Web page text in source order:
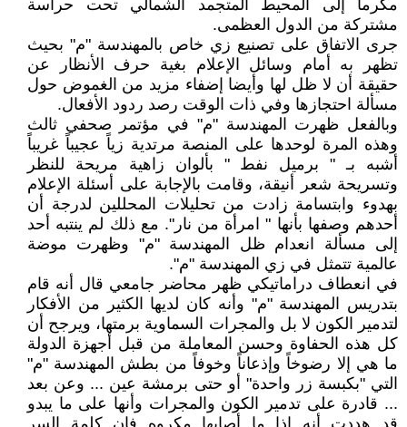
مكرماً إلى المحيط المتجمد الشمالي تحت حراسة
مشتركة من الدول العظمى.
جرى الاتفاق على تصنيع زي خاص بالمهندسة "م" بحيث
تظهر به أمام وسائل الإعلام بغية حرف الأنظار عن
حقيقة أن لا ظل لها وأيضا إضفاء مزيد من الغموض حول
مسألة احتجازها وفي ذات الوقت رصد ردود الأفعال.
وبالفعل ظهرت المهندسة "م" في مؤتمر صحفي ثالث
وهذه المرة لوحدها على المنصة مرتدية زياً عجيباً غريباً
أشبه بـ " برميل نفط " بألوان زاهية مريحة للنظر
وتسريحة شعر أنيقة، وقامت بالإجابة على أسئلة الإعلام
بهدوء وابتسامة زادت من تحليلات المحللين لدرجة أن
أحدهم وصفها بأنها " امرأة من نار". مع ذلك لم ينتبه أحد
إلى مسألة انعدام ظل المهندسة "م" وظهرت موضة
عالمية تتمثل في زي المهندسة "م".
في انعطاف دراماتيكي ظهر محاضر جامعي قال أنه قام
بتدريس المهندسة "م" وأنه كان لديها الكثير من الأفكار
لتدمير الكون لا بل والمجرات السماوية برمتها، ويرجح أن
كل هذه الحفاوة وحسن المعاملة من قبل أجهزة الدولة
ما هي إلا رضوخاً وإذعاناً وخوفاً من بطش المهندسة "م"
التي "بكبسة زر واحدة" أو حتى برمشة عين ... وعن بعد
... قادرة على تدمير الكون والمجرات وأنها على ما يبدو